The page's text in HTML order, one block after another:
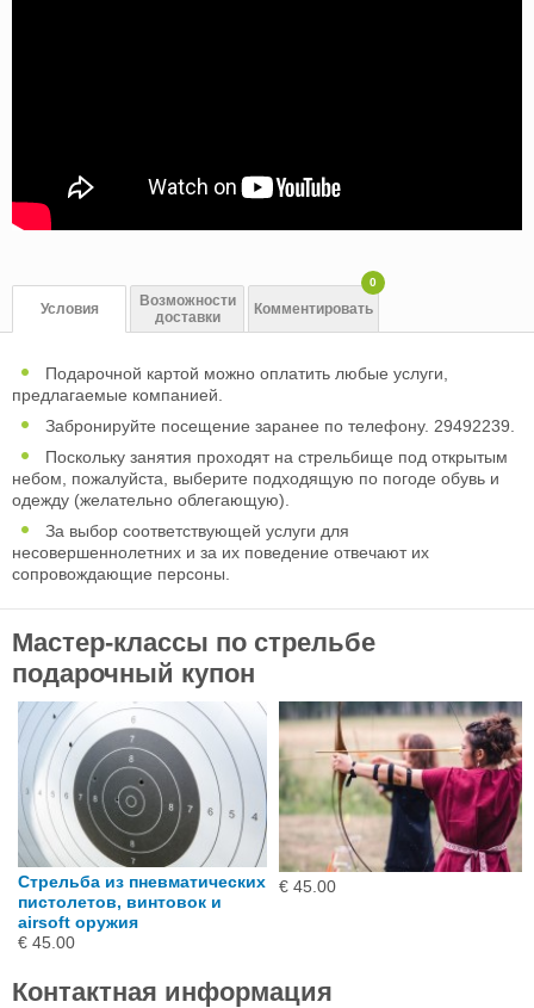
Условия
Возможности
доставки
Комментировать
0
Подарочной картой можно оплатить любые услуги,
предлагаемые компанией.
Забронируйте посещение заранее по телефону. 29492239.
Поскольку занятия проходят на стрельбище под открытым
небом, пожалуйста, выберите подходящую по погоде обувь и
одежду (желательно облегающую).
За выбор соответствующей услуги для
несовершеннолетних и за их поведение отвечают их
сопровождающие персоны.
Мастер-классы по стрельбе
подарочный купон
Стрельба из пневматических
пистолетов, винтовок и
airsoft оружия
€ 45.00
€ 45.00
Контактная информация